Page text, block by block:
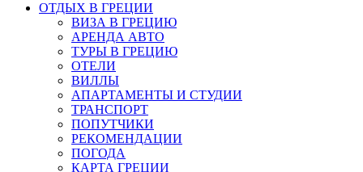
ОТДЫХ В ГРЕЦИИ
ВИЗА В ГРЕЦИЮ
АРЕНДА АВТО
ТУРЫ В ГРЕЦИЮ
ОТЕЛИ
ВИЛЛЫ
АПАРТАМЕНТЫ И СТУДИИ
ТРАНСПОРТ
ПОПУТЧИКИ
РЕКОМЕНДАЦИИ
ПОГОДА
КАРТА ГРЕЦИИ